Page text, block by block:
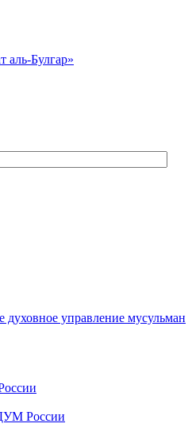
аль-Булгар»
духовное управление мусульман
России